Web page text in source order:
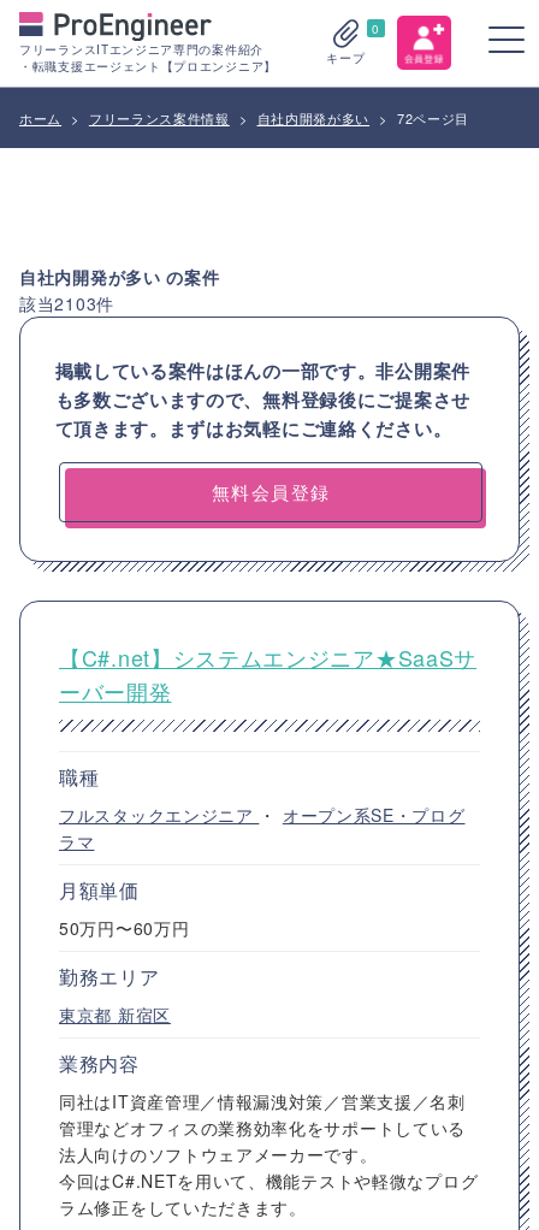
フリーランスITエンジニア専門の案件紹介
・転職支援エージェント【プロエンジニア】
0
キープ
ホーム > フリーランス案件情報 > 自社内開発が多い > 72ページ目
自社内開発が多いの案件
該当2103件
掲載している案件はほんの一部です。非公開案件
も多数ございますので、無料登録後にご提案させ
て頂きます。まずはお気軽にご連絡ください。
無料会員登録
【C#.net】システムエンジニア★SaaSサ
ーバー開発
職種
フルスタックエンジニア ・ オープン系SE・プログ
ラマ
月額単価
50万円〜60万円
勤務エリア
東京都 新宿区
業務内容
同社はIT資産管理／情報漏洩対策／営業支援／名刺
管理などオフィスの業務効率化をサポートしている
法人向けのソフトウェアメーカーです。
今回はC#.NETを用いて、機能テストや軽微なプログ
ラム修正をしていただきます。